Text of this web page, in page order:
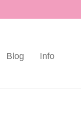
Blog Info